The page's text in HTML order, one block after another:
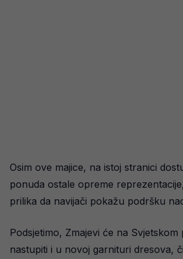
Osim ove majice, na istoj stranici
ponuda ostale opreme
prilika da navijači pokažu podršku
Podsjetimo, Zmajevi će na Svjetskom
nastupiti i u novoj garnituri dresova,